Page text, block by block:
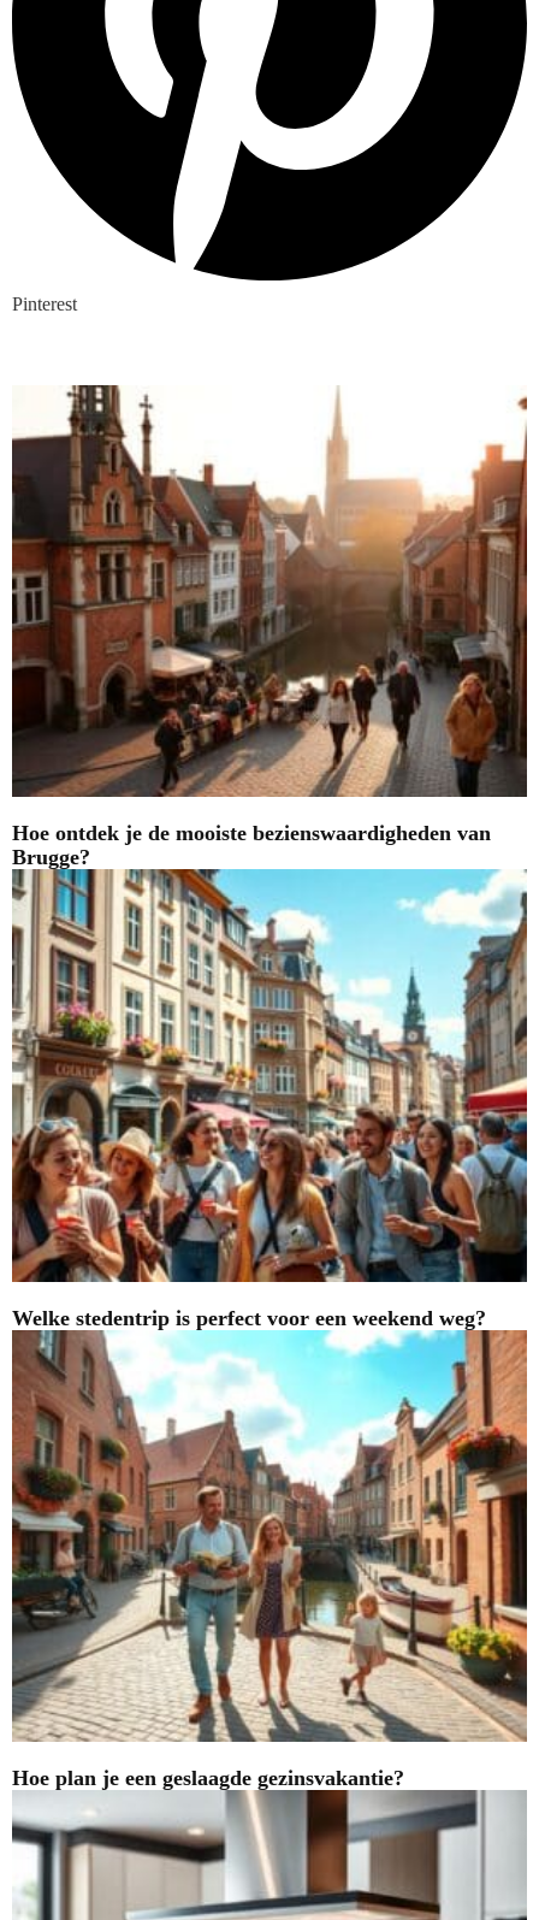
Pinterest
Hoe ontdek je de mooiste bezienswaardigheden van
Brugge?
Welke stedentrip is perfect voor een weekend weg?
Hoe plan je een geslaagde gezinsvakantie?